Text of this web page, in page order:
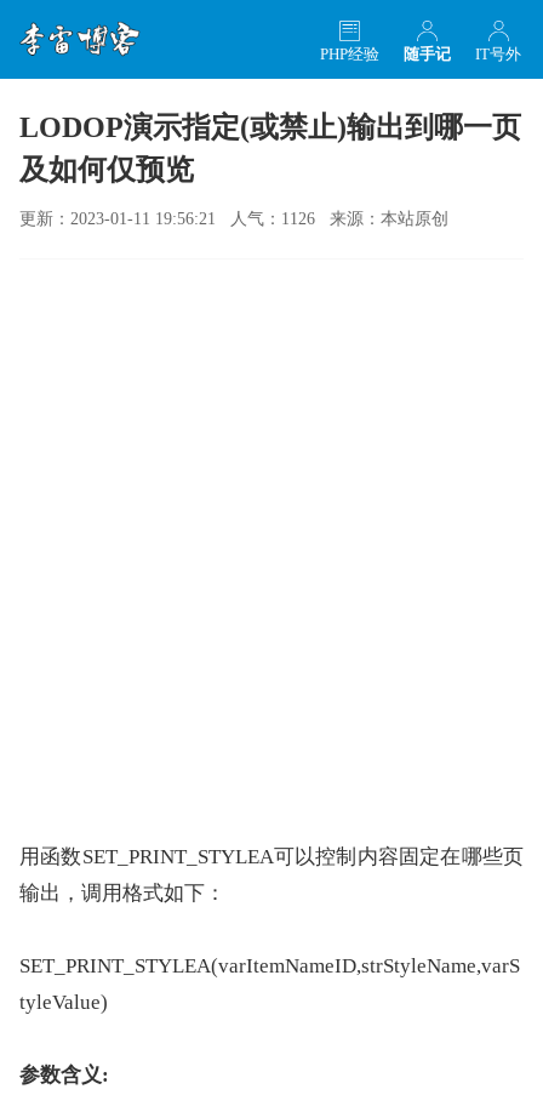
IT号外
随手记
PHP经验
LODOP演示指定(或禁止)输出到哪一页
及如何仅预览
更新：2023-01-11 19:56:21 人气：1126 来源：本站原创
用函数SET_PRINT_STYLEA可以控制内容固定在哪些页
输出，调用格式如下：
SET_PRINT_STYLEA(varItemNameID,strStyleName,varS
tyleValue)
参数含义: